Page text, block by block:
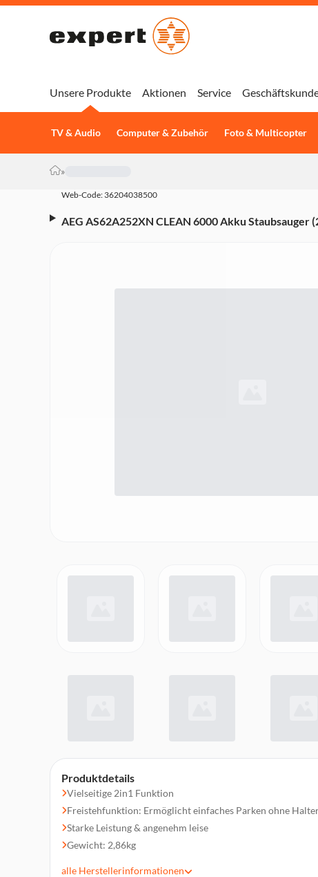
Unsere Produkte
TV & Audio Computer & Zubehör Foto & Multicopter
Aktionen Service
»
Web-Code: 36204038500
AEG AS62A252XN CLEAN 6000 Akku Staubsauger
Produktdetails
Vielseitige 2in1 Funktion
Freistehfunktion: Ermöglicht einfaches Parken ohne
Starke Leistung & angenehm leise
Gewicht: 2,86kg
alle Herstellerinformationen